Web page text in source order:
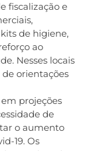
fiscalização e
de higiene,
ao
Nesses locais
de orientações
projeções
de
o aumento
19. Os